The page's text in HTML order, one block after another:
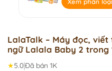
Xem phân loại
LalaTalk – Máy đọc,
ngữ Lalala Baby 2 trong
★5.0|Đã bán 1K